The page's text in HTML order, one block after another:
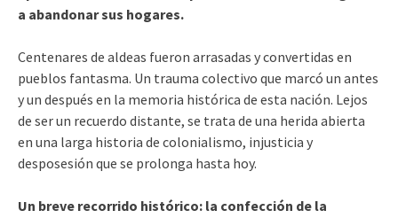
a abandonar sus hogares.
Centenares de aldeas fueron arrasadas y convertidas en
pueblos fantasma. Un trauma colectivo que marcó un antes
y un después en la memoria histórica de esta nación. Lejos
de ser un recuerdo distante, se trata de una herida abierta
en una larga historia de colonialismo, injusticia y
desposesión que se prolonga hasta hoy.
Un breve recorrido histórico: la confección de la